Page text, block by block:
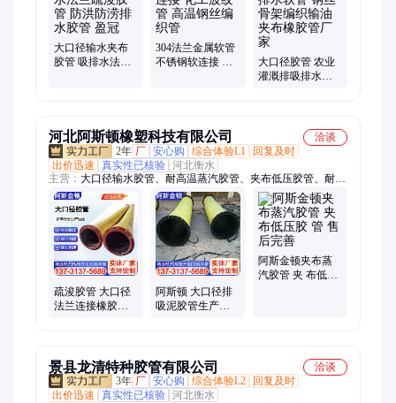
大口径输水夹布
胶管 吸排水法兰
304法兰金属软管
不锈钢软连接 化
大口径胶管 农业
灌溉排吸排水软
河北阿斯顿橡塑科技有限公司
洽谈
2年 厂 安心购 综合体验L1
回复及时
出价迅速
真实性已核验 河北衡水
主营： 大口径输水胶管、耐高温蒸汽胶管、夹布低压胶管、耐磨
陶瓷胶管、喷砂专用胶管、耐酸碱胶管、防火石棉胶管、输油胶
管、夹布胶管、空气胶管、大口径胶管、喷砂胶管、高压胶管、
陶瓷胶管、蒸汽胶管、大口径钢丝胶管、大口径排水胶管、大口
径输沙胶管、大口径泥浆胶管、耐磨夹布胶管、大口径法兰橡胶
吸排管、法兰内衬陶瓷胶管、耐磨橡胶软管、空气橡胶软管
疏浚胶管 大口径
法兰连接橡胶软
阿斯顿 大口径排
吸泥胶管生产厂
阿斯金顿夹布蒸
汽胶管 夹 布低压
景县龙清特种胶管有限公司
洽谈
3年 厂 安心购 综合体验L2
回复及时
出价迅速
真实性已核验 河北衡水